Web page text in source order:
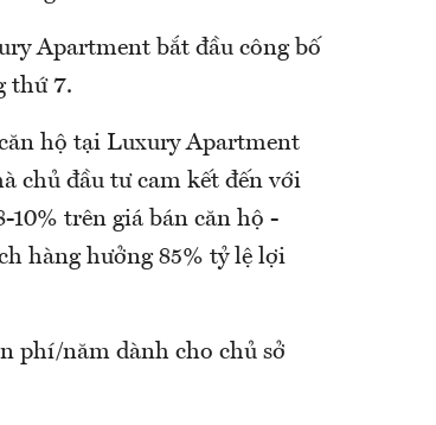
Apartment bắt đầu công bố
thứ 7.
hộ tại Luxury Apartment
chủ đầu tư cam kết đến với
trên giá bán căn hộ -
hàng hưởng 85% tỷ lệ lợi
phí/năm dành cho chủ sở